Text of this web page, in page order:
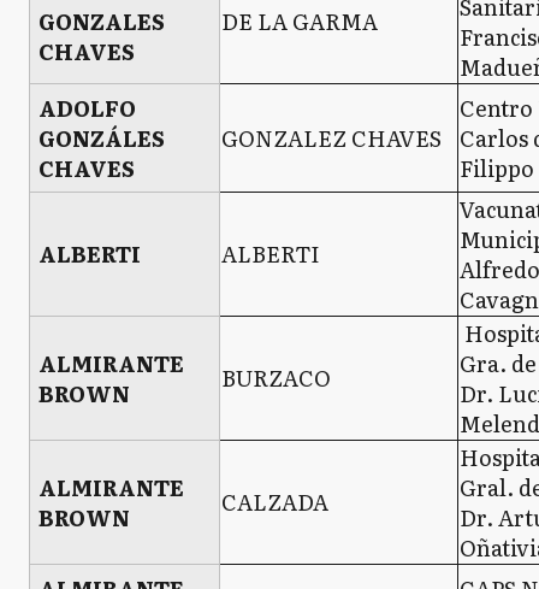
GONZALES
CHAVES
DE LA GARMA
ADOLFO
GONZÁLES
CHAVES
GONZALEZ CHAVES
Centro
Carlos
Filippo
ALBERTI ALBERTI
Alfredo
ALMIRANTE
BROWN
BURZACO
Gra.
Dr.
ALMIRANTE
BROWN
CALZADA
Gral.
Dr.